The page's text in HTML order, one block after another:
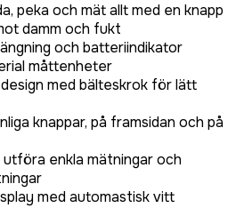
peka och mät allt med en knapp
damm och fukt
och batteriindikator
måttenheter
med bälteskrok för lätt
knappar, på framsidan och på
enkla mätningar och
med automastisk vitt